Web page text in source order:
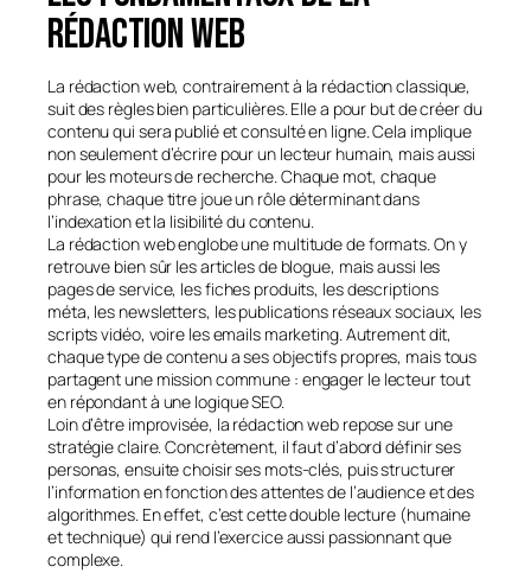
rédaction web
La rédaction web, contrairement à la rédaction classique,
suit des règles bien particulières. Elle a pour but de créer du
contenu qui sera publié et consulté en ligne. Cela implique
non seulement d’écrire pour un lecteur humain, mais aussi
pour les moteurs de recherche. Chaque mot, chaque
phrase, chaque titre joue un rôle déterminant dans
l’indexation et la lisibilité du contenu.
La rédaction web englobe une multitude de formats. On y
retrouve bien sûr les articles de blogue, mais aussi les
pages de service, les fiches produits, les descriptions
méta, les newsletters, les publications réseaux sociaux, les
scripts vidéo, voire les emails marketing. Autrement dit,
chaque type de contenu a ses objectifs propres, mais tous
partagent une mission commune : engager le lecteur tout
en répondant à une logique SEO.
Loin d’être improvisée, la rédaction web repose sur une
stratégie claire. Concrètement, il faut d’abord définir ses
personas, ensuite choisir ses mots-clés, puis structurer
l’information en fonction des attentes de l’audience et des
algorithmes. En effet, c’est cette double lecture (humaine
et technique) qui rend l’exercice aussi passionnant que
complexe.